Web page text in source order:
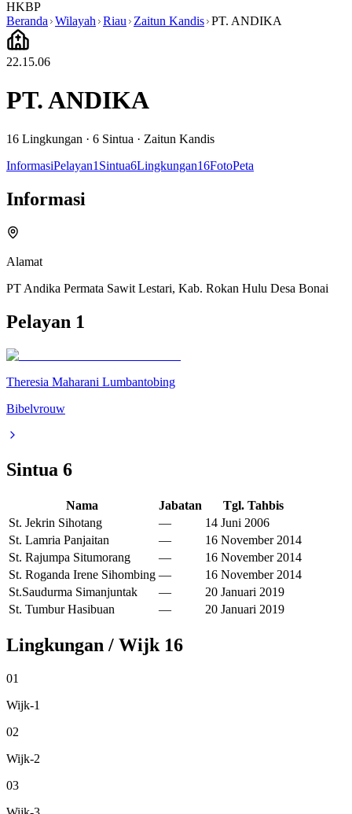
HKBP
Beranda Wilayah Riau Zaitun Kandis PT. ANDIKA
22.15.06
PT. ANDIKA
16 Lingkungan · 6 Sintua · Zaitun Kandis
InformasiPelayan1 Sintua6Lingkungan16FotoPeta
Informasi
Alamat
PT Andika Permata Sawit Lestari, Kab. Rokan Hulu Desa Bonai
Pelayan 1
Theresia Maharani Lumbantobing
Bibelvrouw
Sintua 6
Nama Jabatan
Tgl. Tahbis
St. Jekrin Sihotang
—
14 Juni 2006
St. Lamria Panjaitan
—
16 November 2014
St. Rajumpa Situmorang
—
16 November 2014
St. Roganda Irene Sihombing —
16 November 2014
St.Saudurma Simanjuntak
—
20 Januari 2019
St. Tumbur Hasibuan
— 20 Januari 2019
Lingkungan / Wijk 16
01
Wijk-1
02
Wijk-2
03